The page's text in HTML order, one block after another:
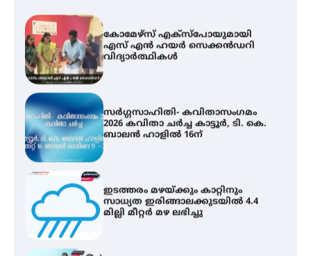
കോമേഴ്സ് എക്സ്പോയുമായി
എസ് എൻ ഹയർ സെക്കൻഡറി
വിദ്യാർത്ഥികൾ
സർഗ്ഗസാഹിതി- കവിതാസംഗമം
2026 കവിതാ ചർച്ച കാട്ടൂർ, ടി. കെ.
ബാലൻ ഹാളിൽ 16ന്
ഇടത്തരം മഴയ്ക്കും കാറ്റിനും
സാധ്യത ഇരിങ്ങാലക്കുടയിൽ 4.4
മില്ലി മീറ്റർ മഴ ലഭിച്ചു